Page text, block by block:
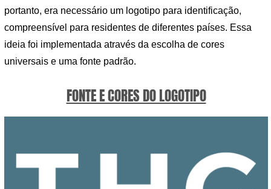
portanto, era necessário um logotipo para identificação,
compreensível para residentes de diferentes países. Essa
ideia foi implementada através da escolha de cores
universais e uma fonte padrão.
FONTE E CORES DO LOGOTIPO